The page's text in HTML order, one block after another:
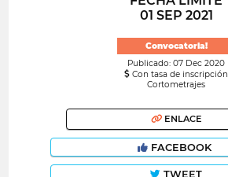
01 SEP 2021
Convocatoria!
Publicado: 07 Dec 2020
Con tasa de inscripción
Cortometrajes
ENLACE
FACEBOOK
TWEET